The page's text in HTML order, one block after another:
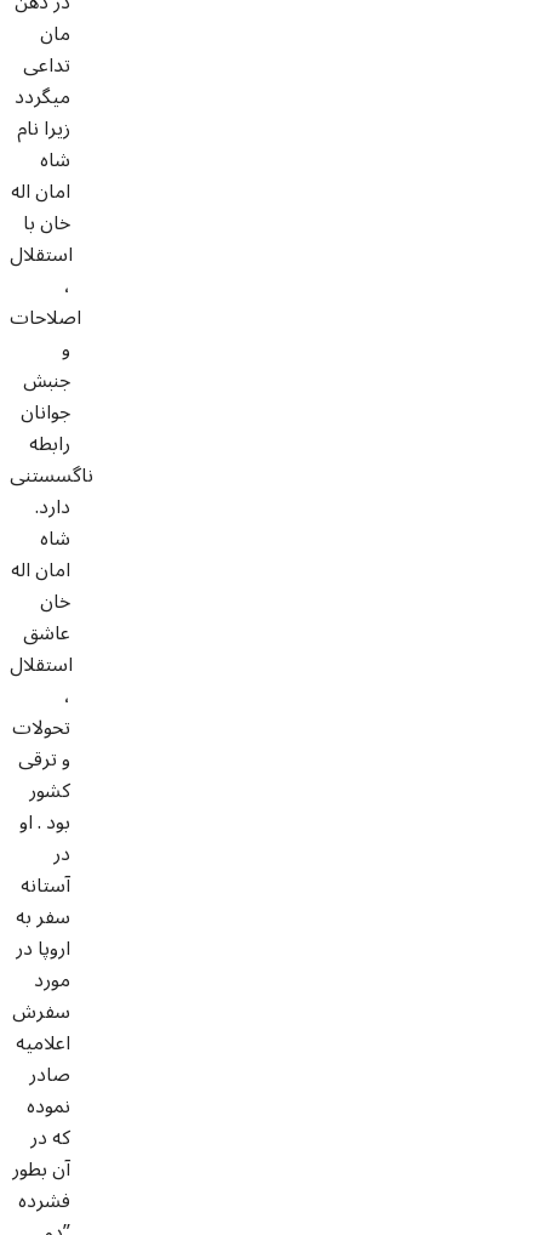
مان
تداعی
میگردد
زیرا نام
شاه
امان اله
خان با
استقلال
،
اصلاحات
و
جنبش
جوانان
رابطه
ناگسستنی
دارد.
شاه
امان اله
خان
عاشق
استقلال
،
تحولات
و ترقی
کشور
بود . او
در
آستانه
سفر به
اروپا در
مورد
سفرش
اعلامیه
صادر
نموده
که در
آن بطور
فشرده